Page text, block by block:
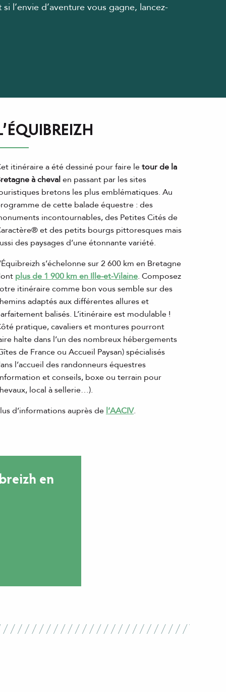
l’envie d’aventure vous gagne, lancez-
itinéraire a été dessiné pour faire letour de la
à chevalen passant par les sites
bretons les plus emblématiques. Au
de cette balade équestre : des
incontournables, des Petites Cités de
et des petits bourgs pittoresques mais
des paysages d’une étonnante variété.
s’échelonne sur 2 600 km en Bretagne
plus de 1 900 km en Ille-et-Vilaine. Composez
itinéraire comme bon vous semble sur des
adaptés aux différentes allures et
balisés. L’itinéraire est modulable !
pratique, cavaliers et montures pourront
halte dans l’un des nombreux hébergements
de France ou Accueil Paysan) spécialisés
l’accueil des randonneurs équestres
et conseils, boxe ou terrain pour
local à sellerie…).
d’informations auprès de l’AACIV.
en